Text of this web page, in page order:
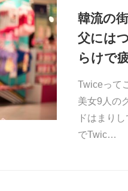
韓流の
父には
らけで
Twiceって
美女9人の
ドはまり
でTwic…